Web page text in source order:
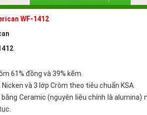
WF-1412
61% đồng và 39% kẽm.
và 3 lớp Crôm theo tiêu chuẩn KSA.
Ceramic (nguyên liệu chính là